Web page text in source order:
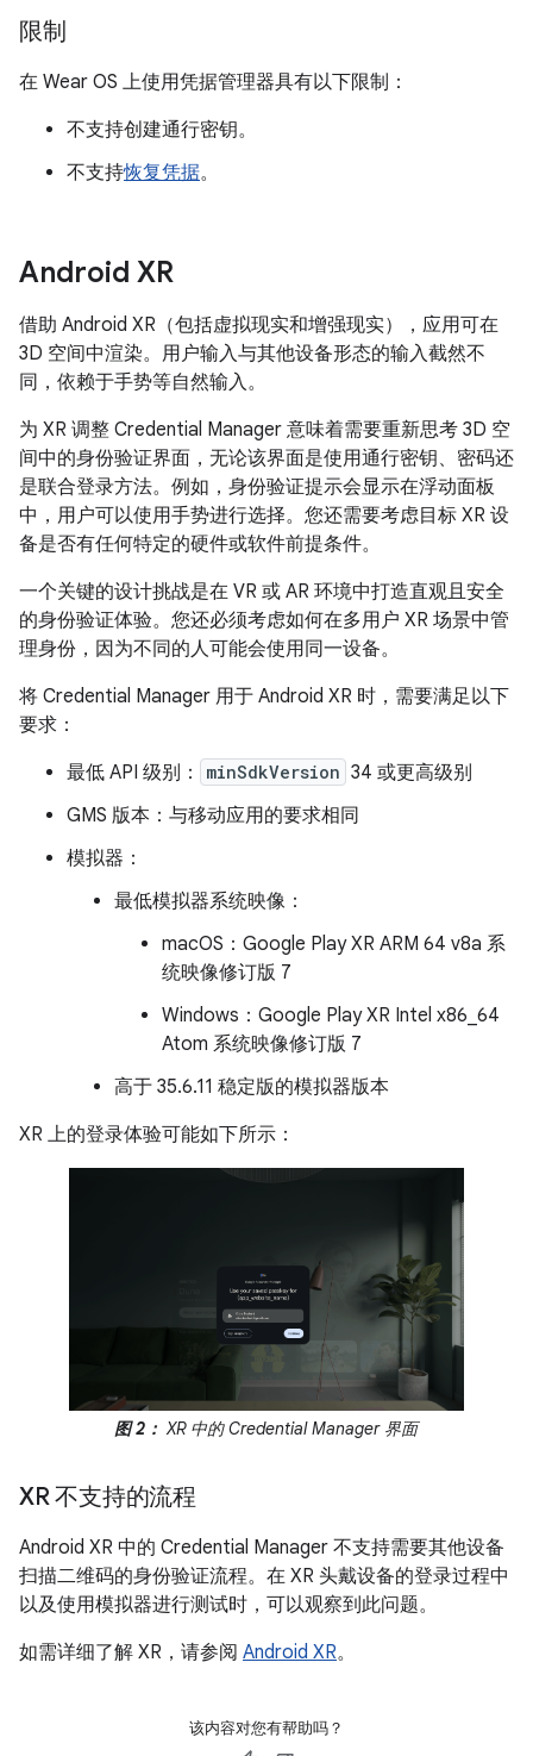
限制
在 Wear OS 上使用凭据管理器具有以下限制：
不支持创建通行密钥。
不支持恢复凭据。
Android XR
借助 Android XR（包括虚拟现实和增强现实），应用可在
3D 空间中渲染。用户输入与其他设备形态的输入截然不
同，依赖于手势等自然输入。
为 XR 调整 Credential Manager 意味着需要重新思考 3D 空
间中的身份验证界面，无论该界面是使用通行密钥、密码还
是联合登录方法。例如，身份验证提示会显示在浮动面板
中，用户可以使用手势进行选择。您还需要考虑目标 XR 设
备是否有任何特定的硬件或软件前提条件。
一个关键的设计挑战是在 VR 或 AR 环境中打造直观且安全
的身份验证体验。您还必须考虑如何在多用户 XR 场景中管
理身份，因为不同的人可能会使用同一设备。
将 Credential Manager 用于 Android XR 时，需要满足以下
要求：
最低 API 级别：
minSdkVersion 34 或更高级别
GMS 版本：与移动应用的要求相同
模拟器：
最低模拟器系统映像：
macOS：Google Play XR ARM 64 v8a 系
统映像修订版 7
Windows：Google Play XR Intel x86_64
Atom 系统映像修订版 7
高于 35.6.11 稳定版的模拟器版本
XR 上的登录体验可能如下所示：
图 2：XR 中的 Credential Manager 界面
XR 不支持的流程
Android XR 中的 Credential Manager 不支持需要其他设备
扫描二维码的身份验证流程。在 XR 头戴设备的登录过程中
以及使用模拟器进行测试时，可以观察到此问题。
如需详细了解 XR，请参阅 Android XR。
该内容对您有帮助吗？